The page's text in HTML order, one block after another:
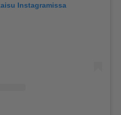
Instagramissa